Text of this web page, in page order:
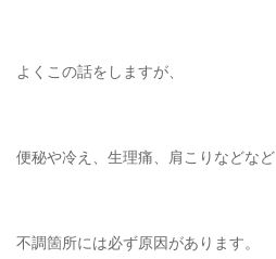
よくこの話をしますが、
便秘や冷え、生理痛、肩こりなどなど
不調箇所には必ず原因があります。